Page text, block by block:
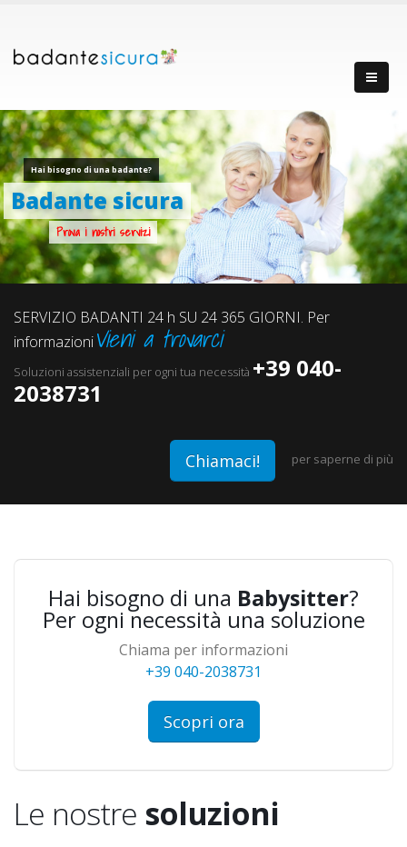
Hai bisogno di una badante?
Badante sicura
Prova i nostri servizi
SERVIZIO BADANTI 24 h SU 24 365 GIORNI. Per
informazioniVieni a trovarci
Soluzioni assistenziali per ogni tua necessità +39 040-
2038731
Chiamaci! per saperne di più
Hai bisogno di una Babysitter?
Per ogni necessità una soluzione
Chiama per informazioni
+39 040-2038731
Scopri ora
Le nostre soluzioni